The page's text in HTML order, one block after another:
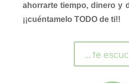
ahorrarte tiempo, dinero y
¡¡cuéntamelo TODO de ti!!
... te